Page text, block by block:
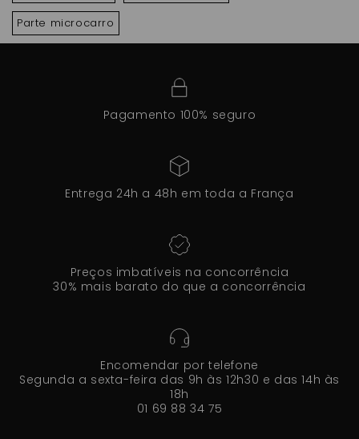
Parte microcarro
Pagamento 100% seguro
Entrega 24h a 48h em toda a França
Preços imbatíveis na concorrência
30% mais barato do que a concorrência
Encomendar por telefone
Segunda a sexta-feira das 9h às 12h30 e das 14h às
18h
01 69 88 34 75